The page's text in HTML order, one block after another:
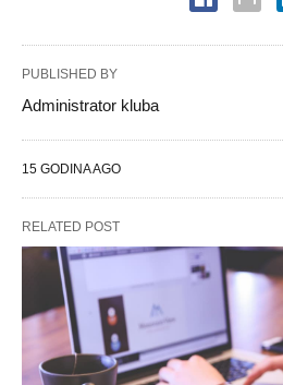
PUBLISHED BY
Administrator kluba
15 GODINA AGO
RELATED POST